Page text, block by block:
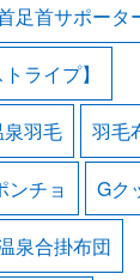
足首サポータ
ライプ】
羽毛 羽毛
ンチョ Gク
泉合掛布団